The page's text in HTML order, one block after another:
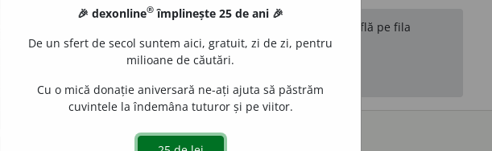
sunt compilate de echipa dexonline. Definițiile originale se află pe fila
reordona filele pe pagina depreferințe.
surse
🎉 dexonline® împlinește 25 de ani 🎉
De un sfert de secol suntem aici, gratuit, zi de zi, pentru
milioane de căutări.
Cu o mică donație aniversară ne-ați ajuta să păstrăm
cuvintele la îndemâna tuturor și pe viitor.